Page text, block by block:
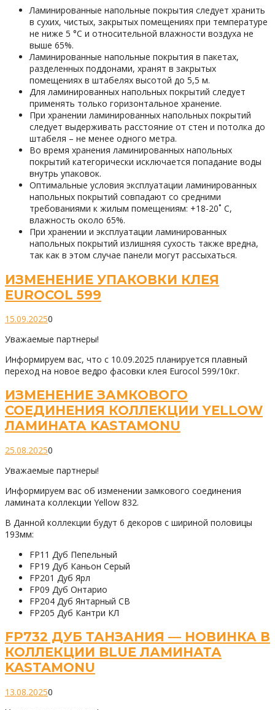
Ламинированные напольные покрытия следует хранить
в сухих, чистых, закрытых помещениях при температуре
не ниже 5 °С и относительной влажности воздуха не
выше 65%.
Ламинированные напольные покрытия в пакетах,
разделенных поддонами, хранят в закрытых
помещениях в штабелях высотой до 5,5 м.
Для ламинированных напольных покрытий следует
применять только горизонтальное хранение.
При хранении ламинированных напольных покрытий
следует выдерживать расстояние от стен и потолка до
штабеля – не менее одного метра.
Во время хранения ламинированных напольных
покрытий категорически исключается попадание воды
внутрь упаковок.
Оптимальные условия эксплуатации ламинированных
напольных покрытий совпадают со средними
требованиями к жилым помещениям: +18-20˚ C,
влажность около 65%.
При хранении и эксплуатации ламинированных
напольных покрытий излишняя сухость также вредна,
так как в этом случае панели могут рассыхаться.
ИЗМЕНЕНИЕ УПАКОВКИ КЛЕЯ
EUROCOL 599
15.09.20250
Уважаемые партнеры!
Информируем вас, что с 10.09.2025 планируется плавный
переход на новое ведро фасовки клея Eurocol 599/10кг.
ИЗМЕНЕНИЕ ЗАМКОВОГО
СОЕДИНЕНИЯ КОЛЛЕКЦИИ YELLOW
ЛАМИНАТА KASTAMONU
25.08.20250
Уважаемые партнеры!
Информируем вас об изменении замкового соединения
ламината коллекции Yellow 832.
В Данной коллекции будут 6 декоров с шириной половицы
193мм:
FP11 Дуб Пепельный
FP19 Дуб Каньон Серый
FP201 Дуб Ярл
FP09 Дуб Онтарио
FP204 Дуб Янтарный СВ
FP205 Дуб Кантри КЛ
FP732 ДУБ ТАНЗАНИЯ — НОВИНКА В
КОЛЛЕКЦИИ BLUE ЛАМИНАТА
KASTAMONU
13.08.20250